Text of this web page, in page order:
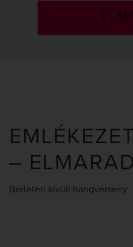
‒ ELMARAD
Bérleten kívüli hangverseny